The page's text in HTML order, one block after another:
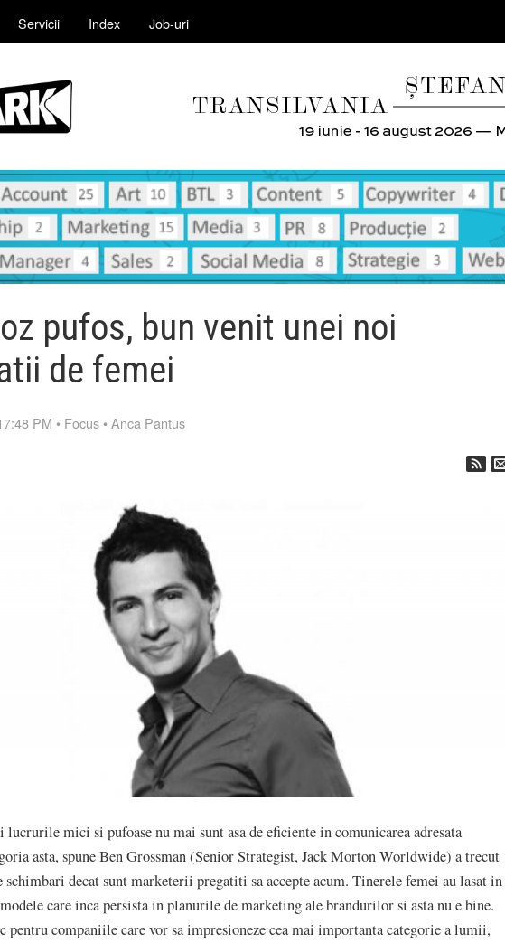
Servicii Index Job-uri
pufos, bun venit unei noi
de femei
PM • Focus •Anca Pantus
mici si pufoase nu mai sunt asa de eficiente in comunicarea adresata
asta, spune Ben Grossman (Senior Strategist, Jack Morton Worldwide) a trecut
decat sunt marketerii pregatiti sa accepte acum. Tinerele femei au lasat in
care inca persista in planurile de marketing ale brandurilor si asta nu e bine.
pentru companiile care vor sa impresioneze cea mai importanta categorie a lumii,